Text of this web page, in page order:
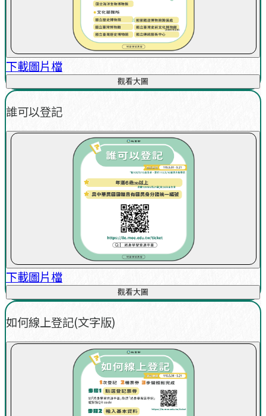
下載圖片檔
觀看大圖
誰可以登記
下載圖片檔
觀看大圖
如何線上登記(文字版)